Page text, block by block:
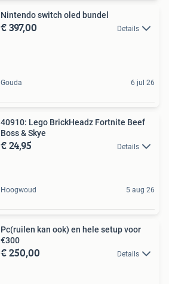
Nintendo switch oled bundel
€ 397,00 Details
Gouda 6 jul 26
40910: Lego BrickHeadz Fortnite Beef
Boss & Skye
€ 24,95 Details
Hoogwoud 5 aug 26
Pc(ruilen kan ook) en hele setup voor
€300
€ 250,00 Details